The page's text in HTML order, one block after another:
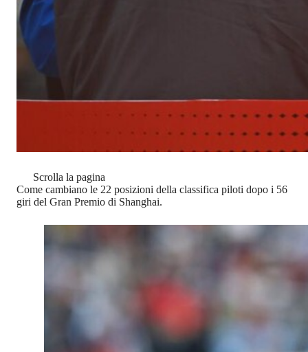
Scrolla la pagina
Come cambiano le 22 posizioni della classifica piloti dopo i 56
giri del Gran Premio di Shanghai.